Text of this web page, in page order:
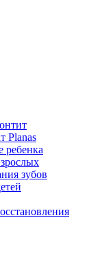
Planas
ребенка
зубов